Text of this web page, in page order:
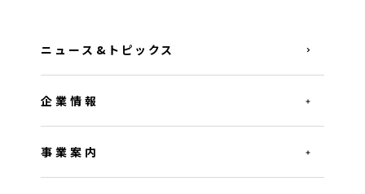
ニュース&トピックス
企業情報
事業案内